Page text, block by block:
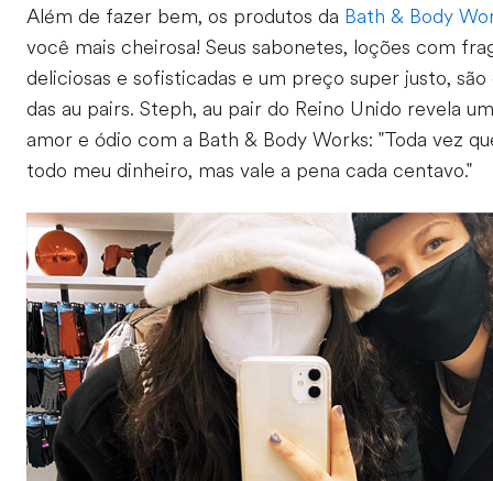
Além de fazer bem, os produtos da Bath & Body
você mais cheirosa! Seus sabonetes, loções com
deliciosas e sofisticadas e um preço super justo, são
das au pairs. Steph, au pair do Reino Unido revela
amor e ódio com a Bath & Body Works: "Toda vez
todo meu dinheiro, mas vale a pena cada centavo."